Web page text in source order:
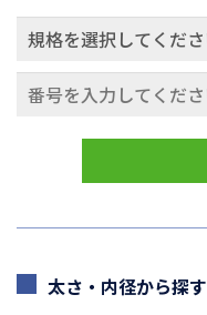
太さ・内径から探す